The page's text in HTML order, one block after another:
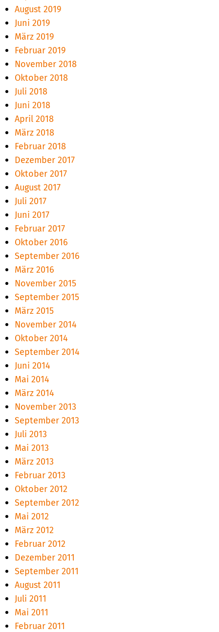
August 2019
Juni 2019
März 2019
Februar 2019
November 2018
Oktober 2018
Juli 2018
Juni 2018
April 2018
März 2018
Februar 2018
Dezember 2017
Oktober 2017
August 2017
Juli 2017
Juni 2017
Februar 2017
Oktober 2016
September 2016
März 2016
November 2015
September 2015
März 2015
November 2014
Oktober 2014
September 2014
Juni 2014
Mai 2014
März 2014
November 2013
September 2013
Juli 2013
Mai 2013
März 2013
Februar 2013
Oktober 2012
September 2012
Mai 2012
März 2012
Februar 2012
Dezember 2011
September 2011
August 2011
Juli 2011
Mai 2011
Februar 2011